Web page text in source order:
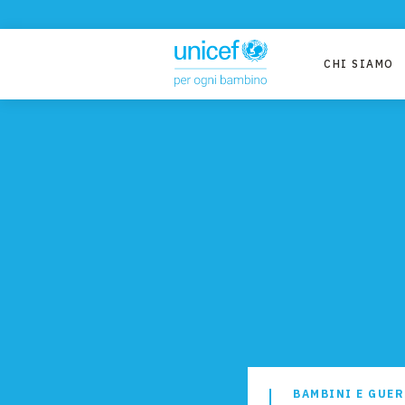
CHI SIAMO
BAMBINI E